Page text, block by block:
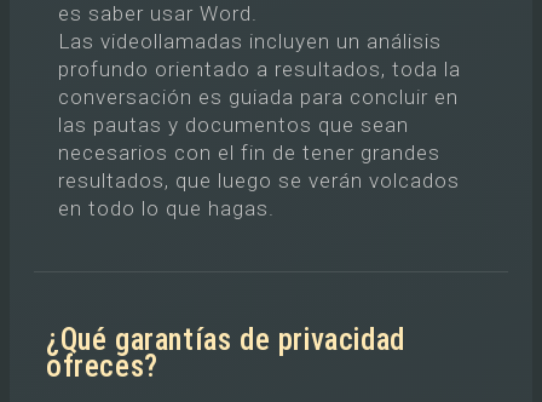
es saber usar Word.
Las videollamadas incluyen un análisis
profundo orientado a resultados, toda la
conversación es guiada para concluir en
las pautas y documentos que sean
necesarios con el fin de tener grandes
resultados, que luego se verán volcados
en todo lo que hagas.
¿Qué garantías de privacidad
ofreces?